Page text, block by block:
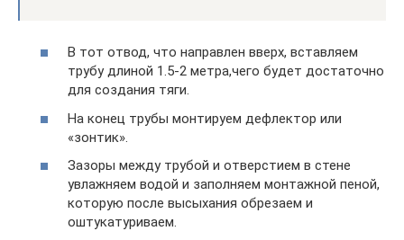
В тот отвод, что направлен вверх, вставляем
трубу длиной 1.5-2 метра,чего будет достаточно
для создания тяги.
На конец трубы монтируем дефлектор или
«зонтик».
Зазоры между трубой и отверстием в стене
увлажняем водой и заполняем монтажной пеной,
которую после высыхания обрезаем и
оштукатуриваем.